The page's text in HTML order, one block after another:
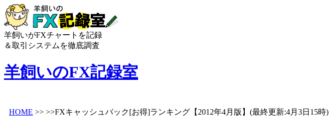
羊飼いがFXチャートを記録
＆取引システムを徹底調査
羊飼いのFX記録室
HOME >> >>FXキャッシュバック[お得]ランキング【2012年4月版】(最終更新:4月3日15時)